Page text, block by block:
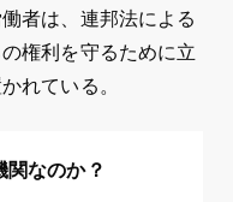
者は、連邦法による
権利を守るために立
れている。
関なのか？